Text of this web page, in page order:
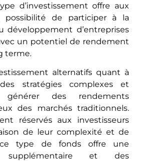
d’investissement offre aux
possibilité de participer à la
développement d’entreprises
un potentiel de rendement
terme.
alternatifs quant à
stratégies complexes et
des rendements
des marchés traditionnels.
réservés aux investisseurs
de lеur complеxité et de
ce type de fonds offre une
supplémеntairе еt des